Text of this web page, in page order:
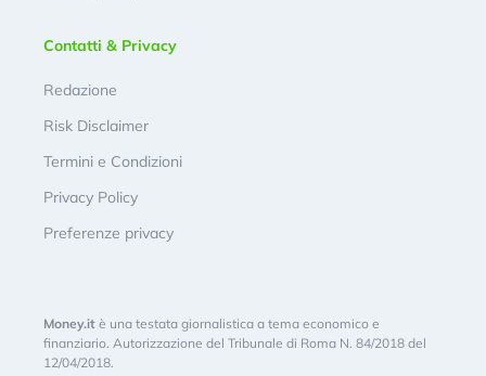
Contatti & Privacy
Redazione
Risk Disclaimer
Termini e Condizioni
Privacy Policy
Preferenze privacy
Money.it è una testata giornalistica a tema economico e
finanziario. Autorizzazione del Tribunale di Roma N. 84/2018 del
12/04/2018.